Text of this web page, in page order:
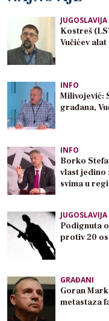
JUGOSLAVIJA
Kostreš
Vučićev alat
INFO
Milivojević:
građana,
INFO
Borko
vlast jedino
svima u
JUGOSLAVIJA
Podignuta
protiv 20
GRAĐANI
Goran
metastaza